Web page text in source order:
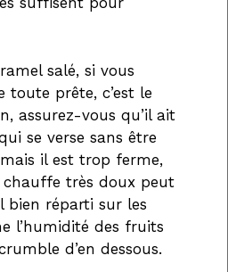
salé, si vous
toute prête, c’est le
assurez-vous qu’il ait
se verse sans être
il est trop ferme,
très doux peut
bien réparti sur les
l’humidité des fruits
d’en dessous.